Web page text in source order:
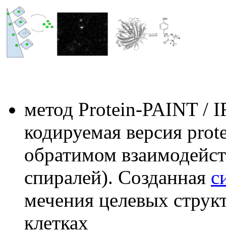
метод Protein-PAINT /
кодируемая версия
обратимом
спиралей). Созданная
мечения целевых
клетках